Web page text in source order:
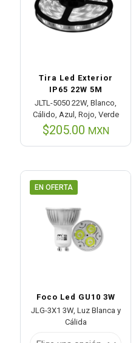
Tira Led Exterior
IP65 22W 5M
JLTL-5050 22W, Blanco,
Cálido, Azul, Rojo, Verde
$205.00 MXN
EN OFERTA
Foco Led GU10 3W
JLG-3X1 3W, Luz Blanca y
Cálida